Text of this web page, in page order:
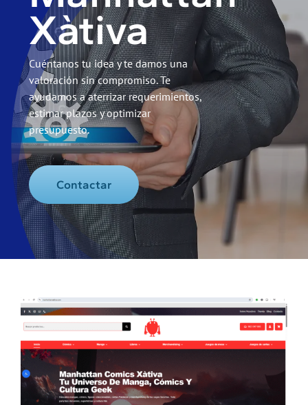
Xàtiva
Cuéntanos tu idea y te damos una
valoración sin compromiso. Te
ayudamos a aterrizar requerimientos,
estimar plazos y optimizar
presupuesto.
Contactar
Ver
imagen
más
grande